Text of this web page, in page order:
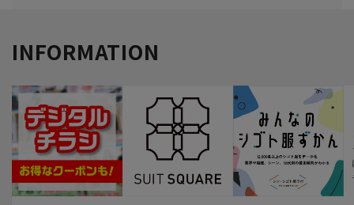
INFORMATION